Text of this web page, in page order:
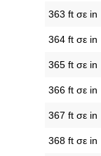
363 ft σε in
364 ft σε in
365 ft σε in
366 ft σε in
367 ft σε in
368 ft σε in